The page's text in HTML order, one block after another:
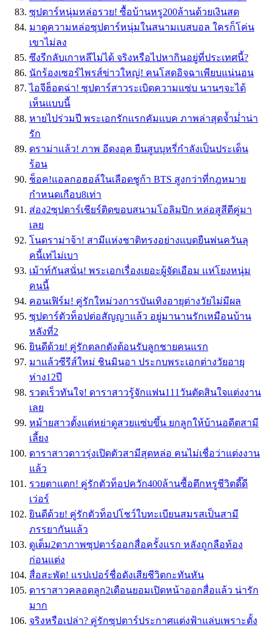
ซุปตาร์หนุ่มหล่อรวย! ซื้อบ้านหรู200ล้านด้วยเงินสด
มาดูความหล่อซุปตาร์หนุ่มในสนามเบสบอล ใครก็โค่น
เขาไม่ลง
ซึงรีกลับเกาหลีไม่ได้ จริงหรือไปหากินอยู่ที่ประเทศนี้?
นักร้องเซอร์ไพรส์ข่าวใหญ่! คนโสดอิจฉาเพียบแน่นอน
ไอจีฮ็อตฉ่า! ซุปตาร์สาวระเบิดความแซ่บ นานๆจะได้
เห็นแบบนี้
หายไปร่วมปี พระเอกรักเเรกคัมเเบค ภาพล่าสุดจ้ำม่ำน่า
รัก
ดราม่าเเล้ว! ภาพ อีดงอุค ยืนสูบบุหรี่กำลังเป็นประเด็น
ร้อน
ช็อค!แอลกอฮอล์ในเลือดชูก้า BTS สูงกว่าที่กฎหมาย
กำหนดเกือบ8เท่า
ส่อง2ซุปตาร์เชียร์ติดขอบสนามโอลิมปิก หล่อสูสีตีคู่มา
เลย
โนดราม่าจ้า! สามีเเห่งชาติทรงอย่างเเบดยืนพ่นควันลุ
คนี้เท่ไม่เบา
เม้าท์กันสนั่น! พระเอกเรื่องเยอะผู้จัดเอือม เเห่โยงหนุ่ม
คนนี้
คอนเฟิร์ม! คู่รักใหม่วงการบันเทิงอายุต่างวัยไม่มีผล
ซุปตาร์ตัวท็อปต่อสัญญาแล้ว อยู่มานานรักเหมือนบ้าน
หลังที่2
ยินดีด้วย! คู่รักตลกดังต้อนรับลูกชายคนแรก
มาแล้วซีรีส์ใหม่ ชินมินอา ประกบพระเอกต่างวัยอายุ
ห่าง12ปี
รวดเร็วทันใจ! ดาราสาวรู้จักแฟน111วันตัดสินใจแต่งงาน
เลย
หม้ายสาวตั้งแต่หย่าดูสวยแซ่บขึ้น ยกลูกให้บ้านอดีตสามี
เลี้ยง
ดาราสาวดาวรุ่งเปิดตัวสามีสุดหล่อ คนไม่เชื่อว่าแต่งงาน
แล้ว
รวยตาแตก! คู่รักตัวท็อปควัก400ล้านซื้อตึกหรูชีวิตดี๊ดี
เว่อร์
ยินดีด้วย! คู่รักตัวท็อปโชว์ใบทะเบียนสมรสเป็นสามี
ภรรยากันแล้ว
ดูเต็ม2ตาภาพซุปตาร์ออกสื่อครั้งแรก หลังถูกลือท้อง
ก่อนแต่ง
สื่อสะพัด! แรปเปอร์ชื่อดังเสียชีวิตกะทันหัน
ดาราสาวคลอดลูก2เดือนยอมเปิดหน้าออกสื่อแล้ว น่ารัก
มาก
จริงหรือเปล่า? คู่รักซุปตาร์ประกาศแต่งฟ้าแล่บเพราะตั้ง